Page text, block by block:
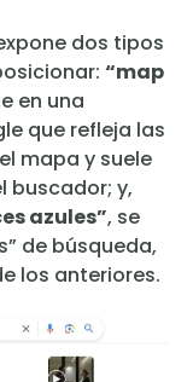
dos tipos
“map
en una
que refleja las
mapa y suele
buscador; y,
azules”, se
de búsqueda,
los anteriores.